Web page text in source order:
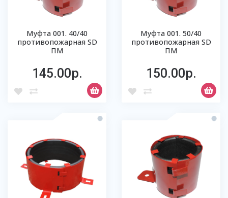
Муфта 001. 40/40
противопожарная SD
ПМ
145.00р.
Муфта 001. 50/40
противопожарная SD
ПМ
150.00р.